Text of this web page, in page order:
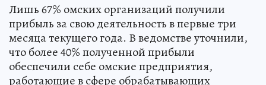
Лишь 67% омских организаций получили
прибыль за свою деятельность в первые три
месяца текущего года. В ведомстве уточнили,
что более 40% полученной прибыли
обеспечили себе омские предприятия,
работающие в сфере обрабатывающих